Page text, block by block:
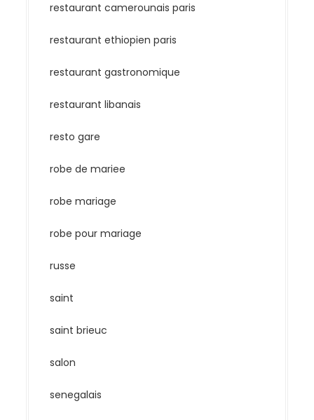
restaurant camerounais paris
restaurant ethiopien paris
restaurant gastronomique
restaurant libanais
resto gare
robe de mariee
robe mariage
robe pour mariage
russe
saint
saint brieuc
salon
senegalais